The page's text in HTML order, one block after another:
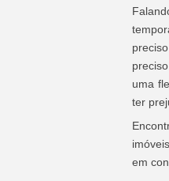
uma
ter
em